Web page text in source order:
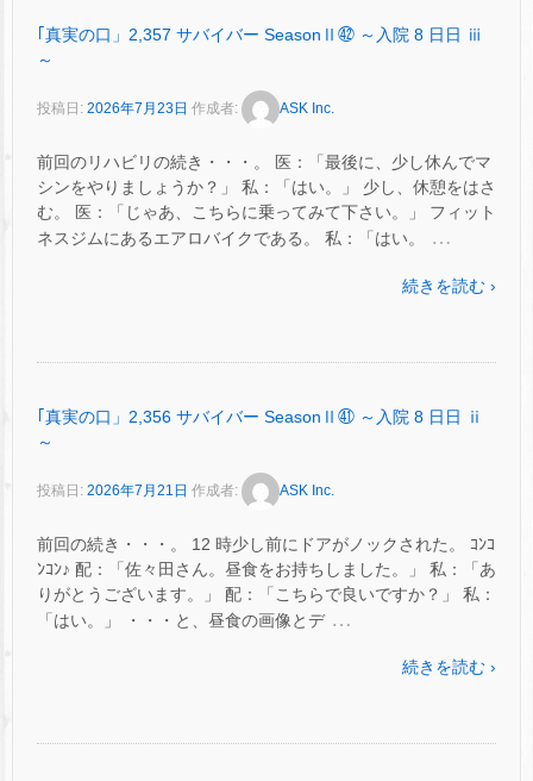
｢真実の口」2,357 サバイバー SeasonⅡ㊷ ～入院 8 日日 ⅲ
～
投稿日: 2026年7月23日 作成者: ASK Inc.
前回のリハビリの続き・・・。 医：「最後に、少し休んでマ
シンをやりましょうか？」 私：「はい。」 少し、休憩をはさ
む。 医：「じゃあ、こちらに乗ってみて下さい。」 フィット
ネスジムにあるエアロバイクである。 私：「はい。
…
続きを読む ›
｢真実の口」2,356 サバイバー SeasonⅡ㊶ ～入院 8 日日 ⅱ
～
投稿日: 2026年7月21日 作成者: ASK Inc.
前回の続き・・・。 12 時少し前にドアがノックされた。 ｺﾝｺ
ﾝｺﾝ♪ 配：「佐々田さん。昼食をお持ちしました。」 私：「あ
りがとうございます。」 配：「こちらで良いですか？」 私：
「はい。」 ・・・と、昼食の画像とデ …
続きを読む ›